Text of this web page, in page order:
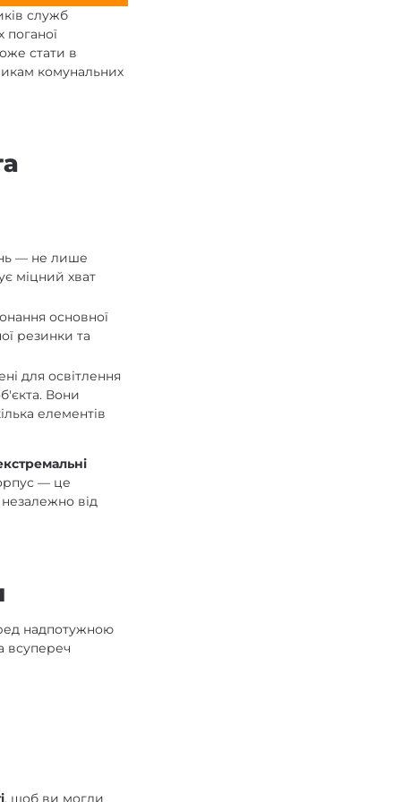
служб
поганої
стати в
комунальних
— не лише
міцний хват
основної
резинки та
для освітлення
Вони
елементів
— це
від
надпотужною
всупереч